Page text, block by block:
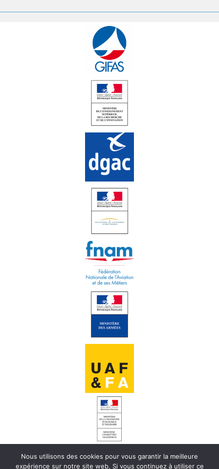
INFORMATIONS LÉGALES
Nous utilisons des cookies pour vous garantir la meilleure
expérience sur notre site web. Si vous continuez à utiliser ce